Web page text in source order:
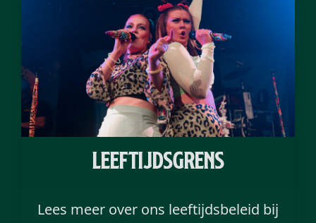
Leeftijdsgrens
Lees meer over ons leeftijdsbeleid bij